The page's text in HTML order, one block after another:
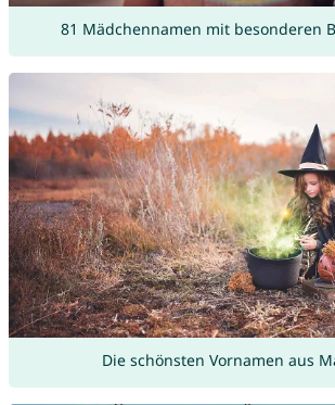
81 Mädchennamen mit besonderen
Die schönsten Vornamen aus